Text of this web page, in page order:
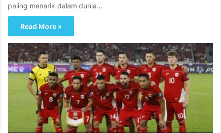
paling menarik dalam dunia…
Read More »